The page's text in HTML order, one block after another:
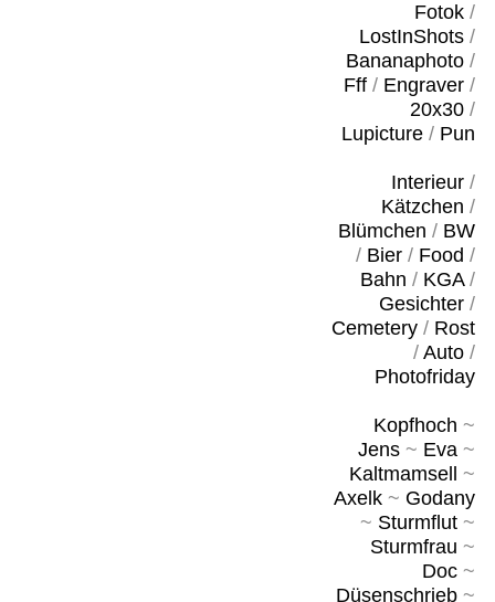
Fotok/
LostInShots/
Bananaphoto/
Fff/ Engraver/
20x30/
Lupicture/ Pun
Interieur/
Kätzchen /
Blümchen / BW
/ Bier/ Food /
Bahn / KGA/
Gesichter/
Cemetery/ Rost
/ Auto/
Photofriday
Kopfhoch ~
Jens~ Eva~
Kaltmamsell
~
Axelk~ Godany
~ Sturmflut~
Sturmfrau ~
Doc~
Düsenschrieb~